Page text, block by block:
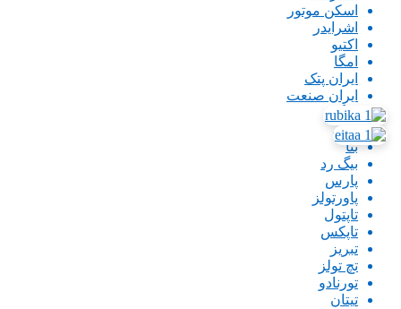
اسکن موتور
اشرایدر
اکتیو
امگا
ایران پتک
ایران صنعت
اینگو
باس
بتا
بیگ رد
پارس
پاورتولز
تاپتول
تاپکس
تبریز
تچ تولز
تورنادو
تیتان